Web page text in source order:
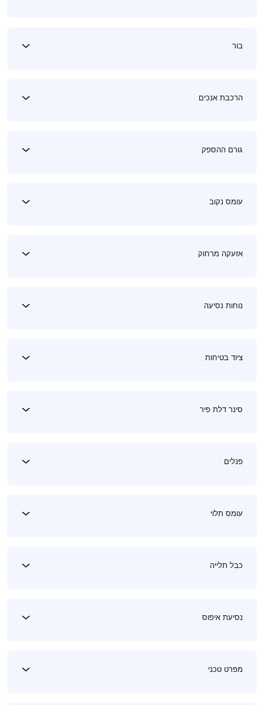
בור
הרכבת אנכים
גורם ההספק
עומס נקוב
אזעקה מרחוק
נוחות נסיעה
ציוד בטיחות
סינר דלת פיר
פנלים
עומס תלוי
כבל תלייה
נסיעת איפוס
מפרט טכני